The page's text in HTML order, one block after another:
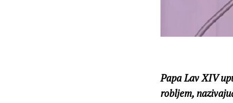
Papa Lav XIV
robljem,